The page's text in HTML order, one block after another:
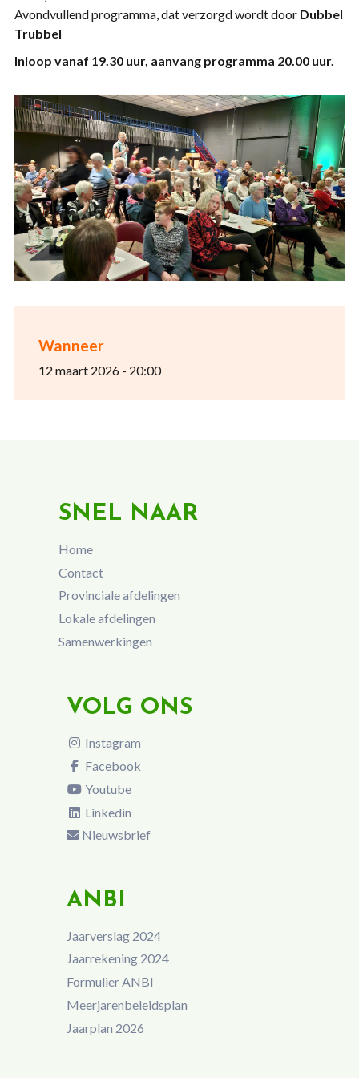
Wanneer
12 maart 2026 - 20:00
Avondvullend programma, dat verzorgd wordt door Dubbel
Trubbel
Inloop vanaf 19.30 uur, aanvang programma 20.00 uur.
SNEL NAAR
Home
Contact
Provinciale afdelingen
Lokale afdelingen
Samenwerkingen
VOLG ONS
Instagram
Facebook
Youtube
Linkedin
Nieuwsbrief
ANBI
Jaarverslag 2024
Jaarrekening 2024
Formulier ANBI
Meerjarenbeleidsplan
Jaarplan 2026